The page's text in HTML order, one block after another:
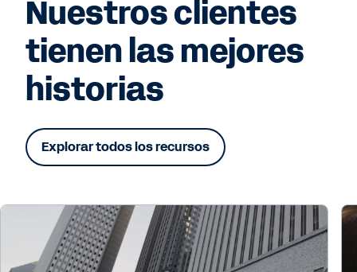
Nuestros clientes
tienen las mejores
historias
Explorar todos los recursos